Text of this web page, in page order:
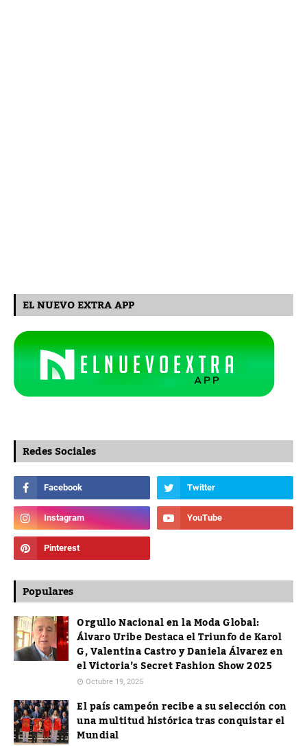
EL NUEVO EXTRA APP
Redes Sociales
Populares
Orgullo Nacional en la Moda Global:
Álvaro Uribe Destaca el Triunfo de Karol
G, Valentina Castro y Daniela Álvarez en
el Victoria’s Secret Fashion Show 2025
Octubre 19, 2025
El país campeón recibe a su selección con
una multitud histórica tras conquistar el
Mundial